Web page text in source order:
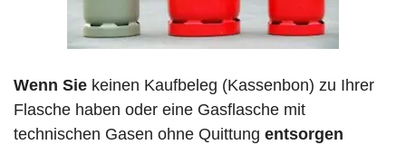
Wenn Sie keinen Kaufbeleg (Kassenbon) zu Ihrer
Flasche haben oder eine Gasflasche mit
technischen Gasen ohne Quittung entsorgen